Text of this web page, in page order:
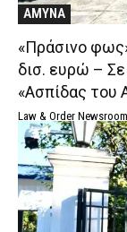
ΑΜΥΝΑ
«Πράσινο
δισ. ευρώ –
«Ασπίδας του
Law & Order Newsroom